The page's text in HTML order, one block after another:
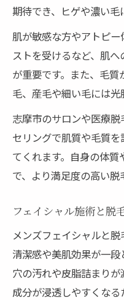
期待でき、ヒゲや濃い毛
肌が敏感な方やアトピ
ストを受けるなど、肌
が重要です。また、毛
毛、産毛や細い毛には光
志摩市のサロンや医療
セリングで肌質や毛質
てくれます。自身の体
で、より満足度の高い脱
フェイシャル施術と脱
メンズフェイシャルと
清潔感や美肌効果が一
穴の汚れや皮脂詰まり
成分が浸透しやすくな